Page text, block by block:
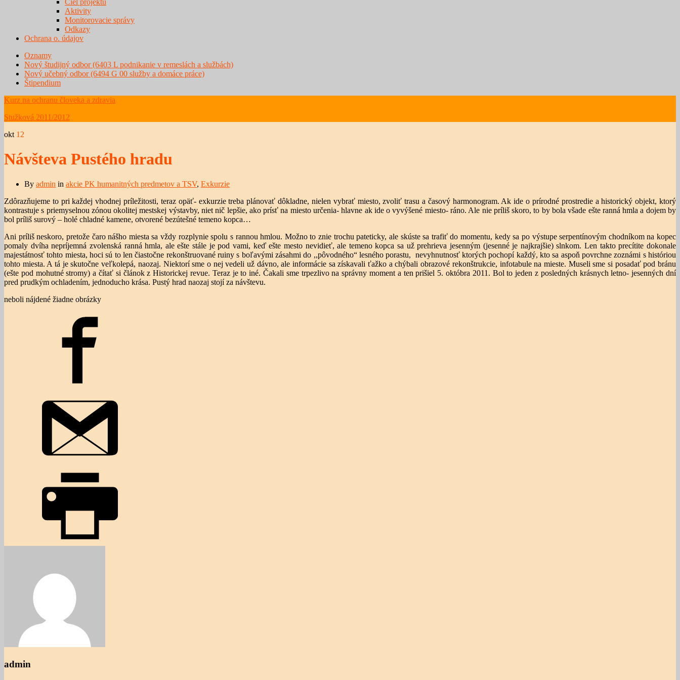
Ciel projektu
Aktivity
Monitorovacie správy
Odkazy
Ochrana o. údajov
Oznamy
Nový študijný odbor (6403 L podnikanie v remeslách a službách)
Nový učebný odbor (6494 G 00 služby a domáce práce)
Štipendium
Kurz na ochranu človeka a zdravia
Stužková 2011/2012
okt 12
Návšteva Pustého hradu
By admin in akcie PK humanitných predmetov a TSV, Exkurzie
Zdôrazňujeme to pri každej vhodnej príležitosti, teraz opäť- exkurzie treba plánovať dôkladne, nielen vybrať miesto, zvoliť trasu a časový harmonogram. Ak ide o prírodné prostredie a historický objekt, ktorý
kontrastuje s priemyselnou zónou okolitej mestskej výstavby, niet nič lepšie, ako prísť na miesto určenia- hlavne ak ide o vyvýšené miesto- ráno. Ale nie príliš skoro, to by bola všade ešte ranná hmla a dojem by
bol príliš surový – holé chladné kamene, otvorené bezútešné temeno kopca…
Ani príliš neskoro, pretože čaro nášho miesta sa vždy rozplynie spolu s rannou hmlou. Možno to znie trochu pateticky, ale skúste sa trafiť do momentu, kedy sa po výstupe serpentínovým chodníkom na kopec
pomaly dvíha nepríjemná zvolenská ranná hmla, ale ešte stále je pod vami, keď ešte mesto nevidieť, ale temeno kopca sa už prehrieva jesenným (jesenné je najkrajšie) slnkom. Len takto precítite dokonale
majestátnosť tohto miesta, hoci sú to len čiastočne rekonštruované ruiny s boľavými zásahmi do ,,pôvodného“ lesného porastu, nevyhnutnosť ktorých pochopí každý, kto sa aspoň povrchne zoznámi s históriou
tohto miesta. A tá je skutočne veľkolepá, naozaj. Niektorí sme o nej vedeli už dávno, ale informácie sa získavali ťažko a chýbali obrazové rekonštrukcie, infotabule na mieste. Museli sme si posadať pod bránu
(ešte pod mohutné stromy) a čítať si článok z Historickej revue. Teraz je to iné. Čakali sme trpezlivo na správny moment a ten prišiel 5. októbra 2011. Bol to jeden z posledných krásnych letno- jesenných dní
pred prudkým ochladením, jednoducho krása. Pustý hrad naozaj stojí za návštevu.
neboli nájdené žiadne obrázky
admin